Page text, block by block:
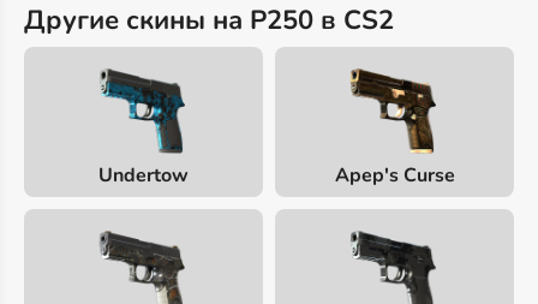
Другие скины на P250 в CS2
Undertow Apep's Curse